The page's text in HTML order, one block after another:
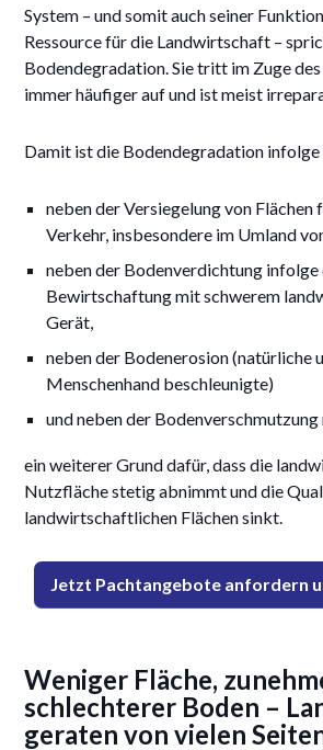
System – und somit auch seiner
Ressource für die Landwirtschaft –
Bodendegradation. Sie tritt im Zuge
immer häufiger auf und ist meist
Damit ist die Bodendegradation infolge
neben der Versiegelung von Flächen
Verkehr, insbesondere im Umland
neben der Bodenverdichtung infolge
Bewirtschaftung mit schwerem
Gerät,
neben der Bodenerosion (natürliche
Menschenhand beschleunigte)
und neben der
ein weiterer Grund dafür, dass die
Nutzfläche stetig abnimmt und die
landwirtschaftlichen Flächen sinkt.
Jetzt Pachtangebote anfordern
Weniger Fläche,
schlechterer Boden –
geraten von vielen